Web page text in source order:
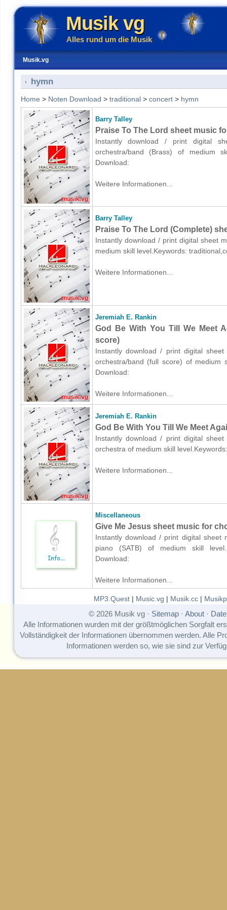
Musik vg
Alles rund um die Musik
Musik.vg
hymn
Home > Noten Download > traditional> concert> hymn
Barry Talley
Praise To The Lord sheet music
Instantly download / print digital
orchestra/band (Brass) of medium
Download:
Weitere Informationen...
Barry Talley
Praise To The Lord (Complete)
Instantly download / print digital sheet
medium skill level.Keywords:
Weitere Informationen...
Jeremiah E. Rankin
God Be With You Till We Meet
score)
Instantly download / print digital
orchestra/band (full score) of medium
Download:
Weitere Informationen...
Jeremiah E. Rankin
God Be With You Till We Meet
Instantly download / print digital
orchestra of medium skill
Weitere Informationen...
Miscellaneous
Give Me Jesus sheet music for
Instantly download / print digital sheet
piano (SATB) of medium skill
Download:
Weitere Informationen...
MP3.Quest| Music.vg | Musik.cc|
© 2026 Musik vg · Sitemap· About·
Alle Informationen wurden mit der größtmöglichen Sorgfalt
Vollständigkeit der Informationen übernommen werden. Alle
Informationen werden so, wie sie sind zur